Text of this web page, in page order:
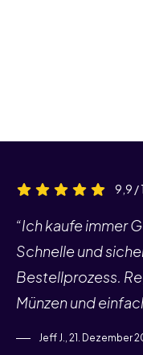
9,9 /
“Ich kaufe immer
Schnelle und
Bestellprozess.
Münzen und
Jeff J., 21. Dezember